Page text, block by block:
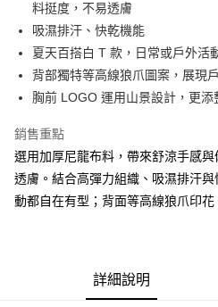
大哥付你分期
相關說明
【大哥付你分期使用說明】
1.本服務由台灣大哥大提供，台灣大哥大
2.付款方式選擇「大哥付你分期」，訂單
流程，驗證手機門號後，選擇欲分期的
3.實際核准額度、可分期數及費用金額請
4.訂單成立30分鐘內，如未前往確認交
消。如遇「轉專審核」未通過狀況，表
法說明評估內容。
【繳款方式說明】
AFTEE先享後付
相關說明
AFTEE先享後付是「在收到商品之後才
１．簡單：不需註冊會員、不需綁卡、不
２．便利：只要手機號碼，簡訊認證，即
３．安心：先確認商品／服務後，再付款。
２．訂單成立數日內，您將收到繳費通知
３．收到繳費通知簡訊後14天內，點擊
ATM付款
運送方式
付款後全家取貨
每筆NT$70，滿NT$899(含以上)免運
料挺度，不易透膚
吸濕排汗、快乾機能
夏天百搭白 T 款，日常或戶外活
背部獨特等高線狼爪圖案，展現
胸前 LOGO 運用山景設計，更添
銷售重點
選用加厚尼龍布料，帶來舒涼手感
透膚。結合高彈力組織、吸濕排汗
動都自在有型；背面等高線狼爪印
詳細說明